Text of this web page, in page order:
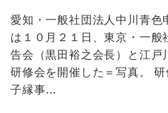
愛知・一般社団法人中川青色
は１０月２１日、東京・一般
告会（黒田裕之会長）と江戸
研修会を開催した＝写真。
子縁事…